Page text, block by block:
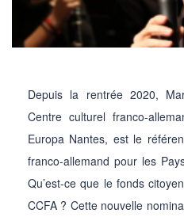
Depuis la rentrée 2020,
Centre culturel franco-
Europa Nantes, est le
franco-allemand pour les
Qu’est-ce que le fonds
CCFA ? Cette nouvelle